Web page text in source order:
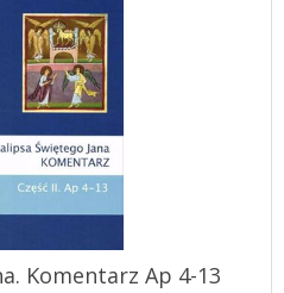
Komentarz Ap 4-13